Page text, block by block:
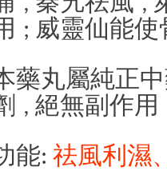
; 威靈仙能使
藥丸屬純正
, 絕無副作用
能: 祛風利濕